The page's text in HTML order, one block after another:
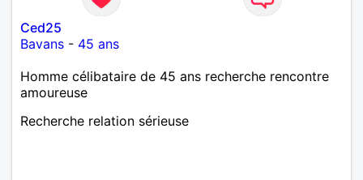
Ced25
Bavans - 45 ans
Homme célibataire de 45 ans recherche rencontre
amoureuse
Recherche relation sérieuse